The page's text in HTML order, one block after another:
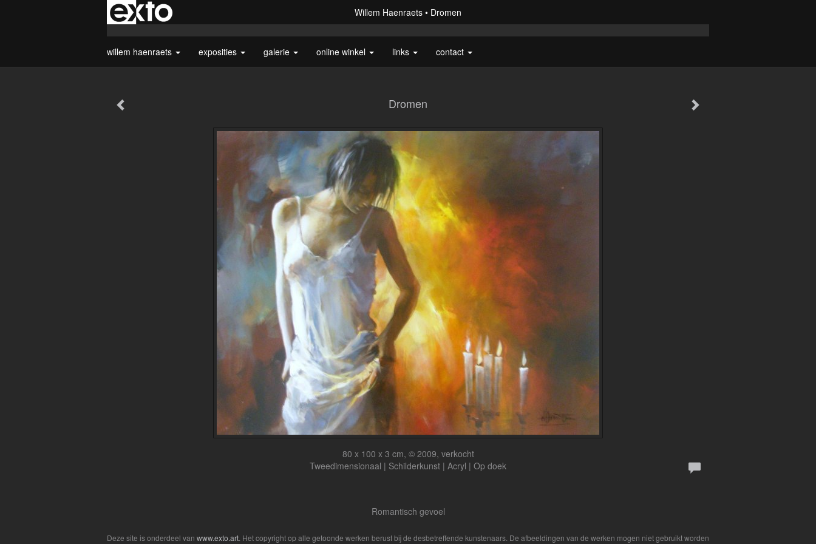
Willem Haenraets Dromen
willem haenraets exposities galerie online winkel links contact
Dromen
80 x 100 x 3 cm, © 2009, verkocht
Tweedimensionaal | Schilderkunst | Acryl | Op doek
Romantisch gevoel
Deze site is onderdeel van www.exto.art . Het copyright op alle getoonde werken berust bij de desbetreffende kunstenaars. De afbeeldingen van de werken mogen niet gebruikt worden